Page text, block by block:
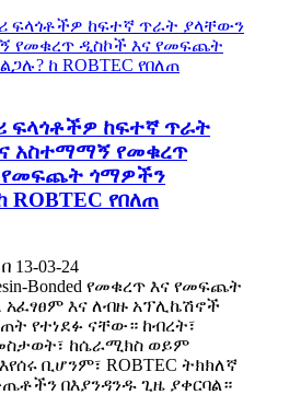
ፍላጎቶችዎ ከፍተኛ ጥራት
አስተማማኝ የመቁረጥ
የመፍጨት ጎማዎችን
ROBTEC የበለጠ
13-03-24
Bonded የመቁረጥ እና የመፍጨት
አፈፃፀም እና ለብዙ አፕሊኬሽኖች
የተነደፉ ናቸው። ከብረት፣
ከሴራሚክስ ወይም
ቢሆንም፣ ROBTEC ትክክለኛ
በእያንዳንዱ ጊዜ ያቀርባል።